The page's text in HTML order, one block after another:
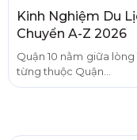
Kinh Nghiệm Du
Chuyển A-Z 2026
Quận 10 nằm giữa
từng thuộc Quận...